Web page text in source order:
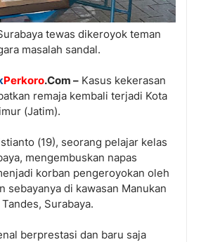
tewas dikeroyok teman
masalah sandal.
Perkoro.Com – Kasus kekerasan
remaja kembali terjadi Kota
(Jatim).
(19), seorang pelajar kelas
mengembuskan napas
korban pengeroyokan oleh
sebayanya di kawasan Manukan
Surabaya.
berprestasi dan baru saja